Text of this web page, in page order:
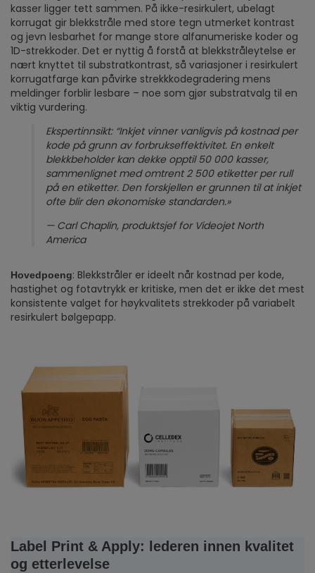
kasser ligger tett sammen. På ikke-resirkulert, ubelagt
korrugat gir blekkstråle med store tegn utmerket kontrast
og jevn lesbarhet for mange store alfanumeriske koder og
1D-strekkoder. Det er nyttig å forstå at blekkstråleytelse er
nært knyttet til substratkontrast, så variasjoner i resirkulert
korrugatfarge kan påvirke strekkkodegradering mens
meldinger forblir lesbare – noe som gjør substratvalg til en
viktig vurdering.
Ekspertinnsikt: “Inkjet vinner vanligvis på kostnad per
kode på grunn av forbrukseffektivitet. En enkelt
blekkbeholder kan dekke opptil 50 000 kasser,
sammenlignet med omtrent 2 500 etiketter per rull
på en etiketter. Den forskjellen er grunnen til at inkjet
ofte blir den økonomiske standarden.»
— Carl Chaplin, produktsjef for Videojet North
America
Hovedpoeng: Blekkstråler er ideelt når kostnad per kode,
hastighet og fotavtrykk er kritiske, men det er ikke det mest
konsistente valget for høykvalitets strekkoder på variabelt
resirkulert bølgepapp.
Label Print & Apply: lederen innen kvalitet
og etterlevelse